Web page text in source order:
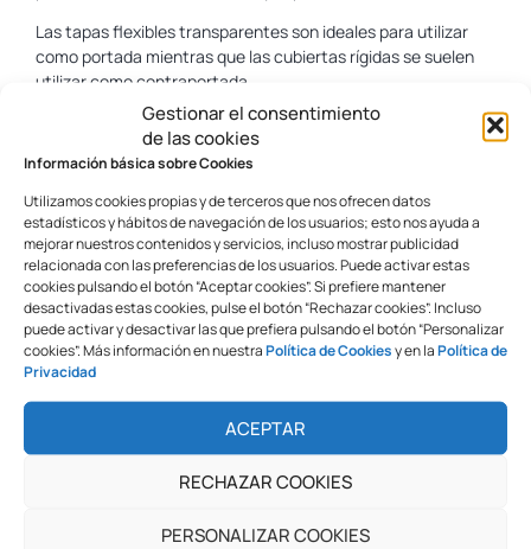
Gestionar el consentimiento
de las cookies
Información básica sobre Cookies
Utilizamos cookies propias y de terceros que nos ofrecen datos
estadísticos y hábitos de navegación de los usuarios; esto nos ayuda a
mejorar nuestros contenidos y servicios, incluso mostrar publicidad
relacionada con las preferencias de los usuarios. Puede activar estas
cookies pulsando el botón “Aceptar cookies”. Si prefiere mantener
desactivadas estas cookies, pulse el botón “Rechazar cookies”. Incluso
puede activar y desactivar las que prefiera pulsando el botón “Personalizar
cookies”. Más información en nuestraPolítica de Cookiesy en laPolítica de
Privacidad
ACEPTAR
RECHAZAR COOKIES
PERSONALIZAR COOKIES
Las tapas flexibles transparentes son ideales para utilizar
como portada mientras que las cubiertas rígidas se suelen
utilizar como contraportada.
Su utilidad viene dada como una portada o contraportada al
encuadernar, una de las principales funciones es proteger el
contenido (hojas) de todo agente natural, la intemperie y
demás.
Dependiendo del resultado que queramos obtener
elegiremos un tipo u otro de tapas, ya que existen varios
tipos de tapas, mencionaremos algunas como: cartulina
convencional, cubiertas de plástico (PVC o polipropileno) o
tapas de cartoncillo, de cartón tela, de símil piel.
Características
Fabricadas en cartulina o cartón de alta calidad.
Duraderas.